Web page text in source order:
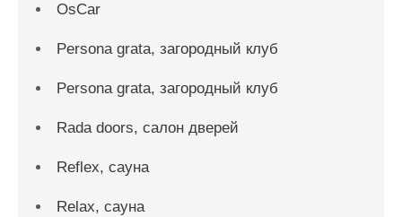
OsCar
Persona grata, загородный клуб
Persona grata, загородный клуб
Rada doors, салон дверей
Reflex, сауна
Relax, сауна